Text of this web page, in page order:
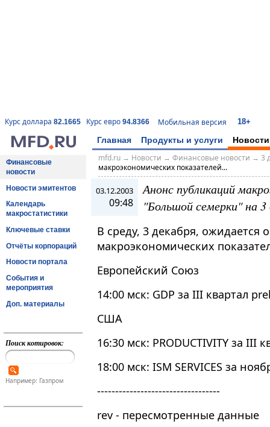
Курс доллара 82.1665 Курс евро 94.8366 Мобильная версия 18+
Главная Продукты и услуги Новости
Финансовые
новости
Новости эмитентов
Календарь
макростатистики
Ключевые ставки
Отчёты корпораций
Новости портала
События и
мероприятия
Доп. материалы
Поиск котировок:
Например: Газпром
mfd.ru→ Новости → Финансовые новости → 3
макроэкономических показателей...
03.12.2003
09:48
Анонс публикаций
"Большой семерки" на 3
В среду, 3 декабря, ожидается
макроэкономических
Европейский Союз
14:00 мск: GDP за III квартал
США
16:30 мск: PRODUCTIVITY за III
18:00 мск: ISM SERVICES за
----------------------------------
rev - пересмотренные данные